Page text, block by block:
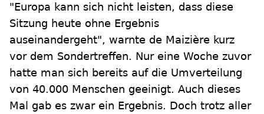
"Europa kann sich nicht leisten, dass diese
Sitzung heute ohne Ergebnis
auseinandergeht", warnte de Maizière kurz
vor dem Sondertreffen. Nur eine Woche zuvor
hatte man sich bereits auf die Umverteilung
von 40.000 Menschen geeinigt. Auch dieses
Mal gab es zwar ein Ergebnis. Doch trotz aller